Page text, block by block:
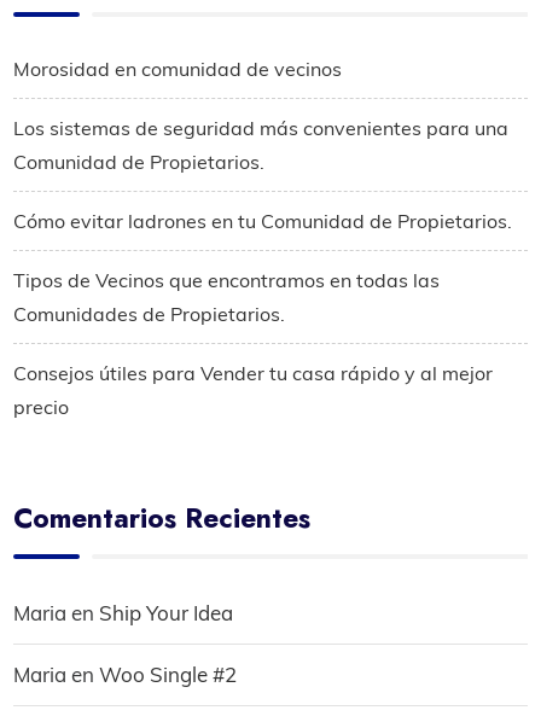
Morosidad en comunidad de vecinos
Los sistemas de seguridad más convenientes para una
Comunidad de Propietarios.
Cómo evitar ladrones en tu Comunidad de Propietarios.
Tipos de Vecinos que encontramos en todas las
Comunidades de Propietarios.
Consejos útiles para Vender tu casa rápido y al mejor
precio
Comentarios Recientes
Maria en Ship Your Idea
Maria enWoo Single #2